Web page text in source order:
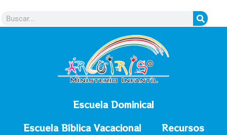
Escuela Dominical
Escuela Bíblica Vacacional
Recursos